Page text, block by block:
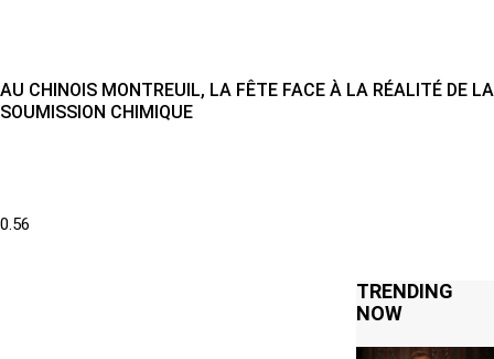
AU CHINOIS MONTREUIL, LA FÊTE FACE À LA RÉALITÉ DE LA
SOUMISSION CHIMIQUE
TRENDING
NOW